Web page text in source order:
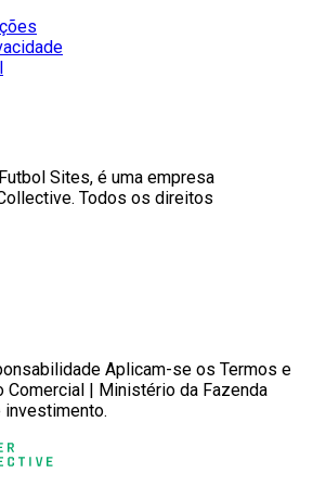
Sites, é uma empresa
Todos os direitos
Aplicam-se os Termos e
Comercial | Ministério da Fazenda
investimento.